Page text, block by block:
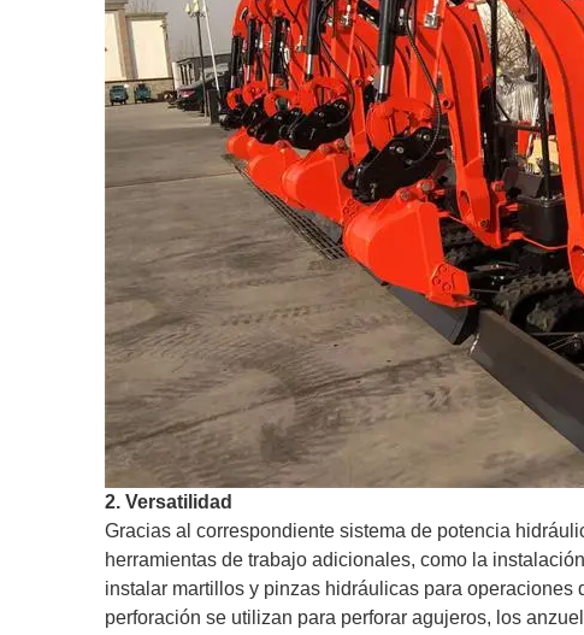
2. Versatilidad
Gracias al correspondiente sistema de potencia
herramientas de trabajo adicionales, como la
instalar martillos y pinzas hidráulicas para
perforación se utilizan para perforar agujeros, los